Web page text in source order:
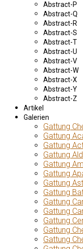
Abstract-P
Abstract-Q
Abstract-R
Abstract-S
Abstract-T
Abstract-U
Abstract-V
Abstract-W
Abstract-X
Abstract-Y
Abstract-Z
Artikel
Galerien
Gattung
Gattung
Gattung
Gattung
Gattung
Gattung
Gattung
Gattung
Gattung
Gattung
Gattung
Gattung
Gattung